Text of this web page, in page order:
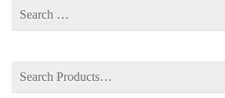
Search
Search